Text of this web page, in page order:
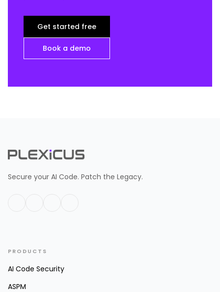
Get started free
Book a demo
Secure your AI Code. Patch the Legacy.
PRODUCTS
AI Code Security
ASPM